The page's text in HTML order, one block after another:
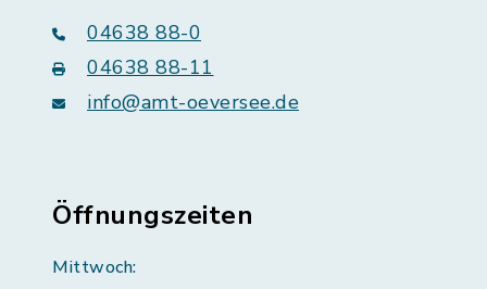
04638 88-0
04638 88-11
info@amt-oeversee.de
Öffnungszeiten
Mittwoch: